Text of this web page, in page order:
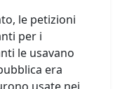
le petizioni
per i
le usavano
era